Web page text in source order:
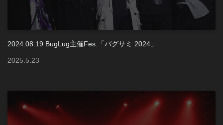
2024.08.19 BugLug主催Fes.「バグサミ 2024」
2025.5.23